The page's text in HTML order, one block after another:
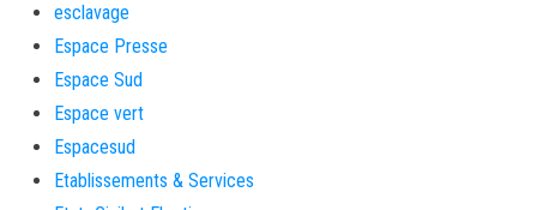
esclavage
Espace Presse
Espace Sud
Espace vert
Espacesud
Etablissements & Services